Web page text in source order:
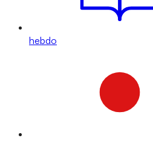
hebdo